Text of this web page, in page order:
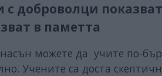
с доброволци
в паметта
можете да учите по-
Учените са доста